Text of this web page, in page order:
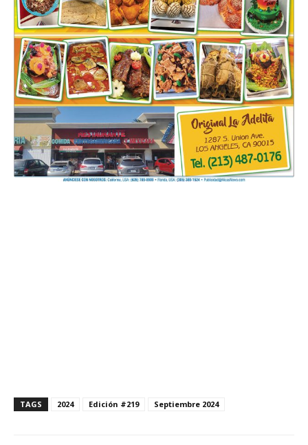
TAGS 2024 Edición #219 Septiembre 2024